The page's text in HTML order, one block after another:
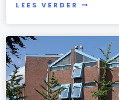
LEES VERDER